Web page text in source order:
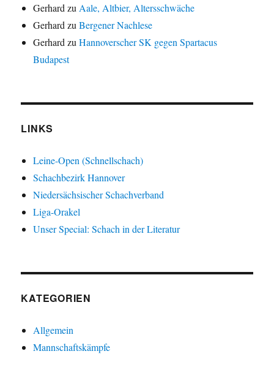
Gerhard zu Aale, Altbier, Altersschwäche
Gerhard zuBergener Nachlese
Gerhard zuHannoverscher SK gegen Spartacus
Budapest
LINKS
Leine-Open (Schnellschach)
Schachbezirk Hannover
Niedersächsischer Schachverband
Liga-Orakel
Unser Special: Schach in der Literatur
KATEGORIEN
Allgemein
Mannschaftskämpfe